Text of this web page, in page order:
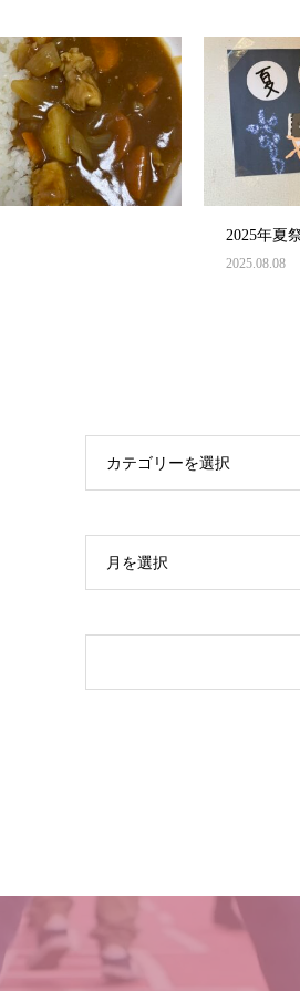
2025年夏
2025.08.08
カテゴリーを選択
月を選択